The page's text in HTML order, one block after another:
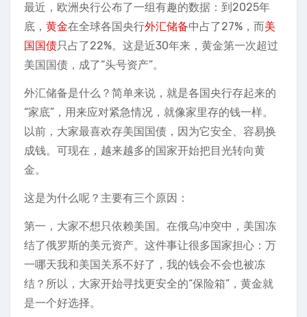
最近，欧洲央行公布了一组有趣的数据：到2025年
底， 黄金在全球各国央行外汇储备中占了27%，而美
国国债只占了22%。这是近30年来，黄金第一次超过
美国国债，成了“头号资产”。
外汇储备是什么？简单来说，就是各国央行存起来的
“家底”，用来应对紧急情况，就像家里存的钱一样。
以前，大家最喜欢存美国国债，因为它安全、容易换
成钱。可现在，越来越多的国家开始把目光转向黄
金。
这是为什么呢？主要有三个原因：
第一，大家不想只依赖美国。在俄乌冲突中，美国冻
结了俄罗斯的美元资产。这件事让很多国家担心：万
一哪天我和美国关系不好了，我的钱会不会也被冻
结？所以，大家开始寻找更安全的“保险箱”，黄金就
是一个好选择。